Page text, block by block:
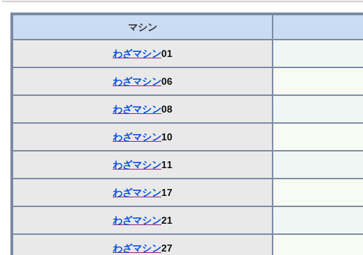
マシン
わざマシン01
わざマシン06
わざマシン08
わざマシン10
わざマシン11
わざマシン17
わざマシン21
わざマシン27